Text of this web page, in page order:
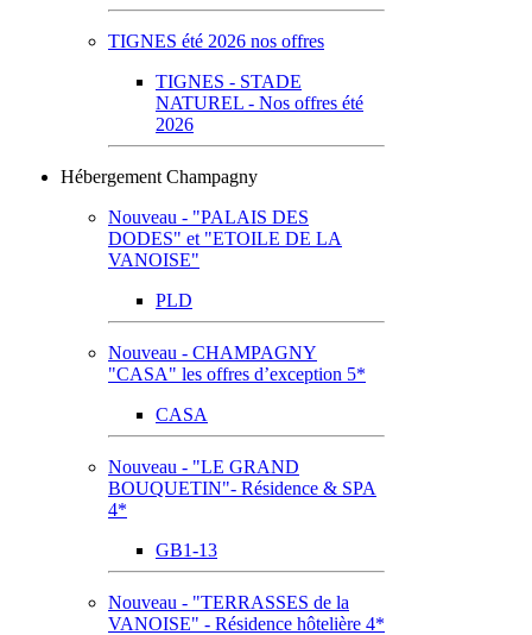
TIGNES été 2026 nos offres
TIGNES - STADE
NATUREL - Nos offres été
2026
Hébergement Champagny
Nouveau - "PALAIS DES
DODES" et "ETOILE DE LA
VANOISE"
PLD
Nouveau - CHAMPAGNY
"CASA" les offres d’exception 5*
CASA
Nouveau - "LE GRAND
BOUQUETIN"- Résidence & SPA
4*
GB1-13
Nouveau - "TERRASSES de la
VANOISE" - Résidence hôtelière 4*